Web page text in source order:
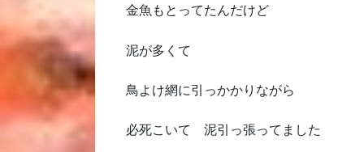
金魚もとってたんだけど
泥が多くて
鳥よけ網に引っかかりながら
必死こいて 泥引っ張ってました